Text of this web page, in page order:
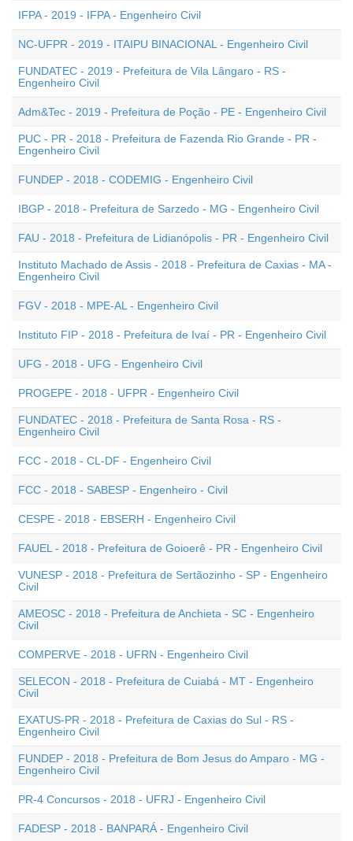
IFPA - 2019 - IFPA - Engenheiro Civil
NC-UFPR - 2019 - ITAIPU BINACIONAL - Engenheiro Civil
FUNDATEC - 2019 - Prefeitura de Vila Lângaro - RS -
Engenheiro Civil
Adm&Tec - 2019 - Prefeitura de Poção - PE - Engenheiro Civil
PUC - PR - 2018 - Prefeitura de Fazenda Rio Grande - PR -
Engenheiro Civil
FUNDEP - 2018 - CODEMIG - Engenheiro Civil
IBGP - 2018 - Prefeitura de Sarzedo - MG - Engenheiro Civil
FAU - 2018 - Prefeitura de Lidianópolis - PR - Engenheiro Civil
Instituto Machado de Assis - 2018 - Prefeitura de Caxias - MA -
Engenheiro Civil
FGV - 2018 - MPE-AL - Engenheiro Civil
Instituto FIP - 2018 - Prefeitura de Ivaí - PR - Engenheiro Civil
UFG - 2018 - UFG - Engenheiro Civil
PROGEPE - 2018 - UFPR - Engenheiro Civil
FUNDATEC - 2018 - Prefeitura de Santa Rosa - RS -
Engenheiro Civil
FCC - 2018 - CL-DF - Engenheiro Civil
FCC - 2018 - SABESP - Engenheiro - Civil
CESPE - 2018 - EBSERH - Engenheiro Civil
FAUEL - 2018 - Prefeitura de Goioerê - PR - Engenheiro Civil
VUNESP - 2018 - Prefeitura de Sertãozinho - SP - Engenheiro
Civil
AMEOSC - 2018 - Prefeitura de Anchieta - SC - Engenheiro
Civil
COMPERVE - 2018 - UFRN - Engenheiro Civil
SELECON - 2018 - Prefeitura de Cuiabá - MT - Engenheiro
Civil
EXATUS-PR - 2018 - Prefeitura de Caxias do Sul - RS -
Engenheiro Civil
FUNDEP - 2018 - Prefeitura de Bom Jesus do Amparo - MG -
Engenheiro Civil
PR-4 Concursos - 2018 - UFRJ - Engenheiro Civil
FADESP - 2018 - BANPARÁ - Engenheiro Civil